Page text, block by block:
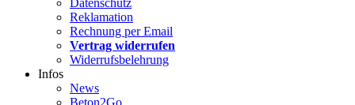
Datenschutz
Reklamation
Rechnung per Email
Vertrag widerrufen
Widerrufsbelehrung
Infos
News
Beton2Go